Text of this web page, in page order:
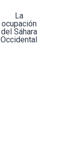
La
ocupación
del Sáhara
Occidental